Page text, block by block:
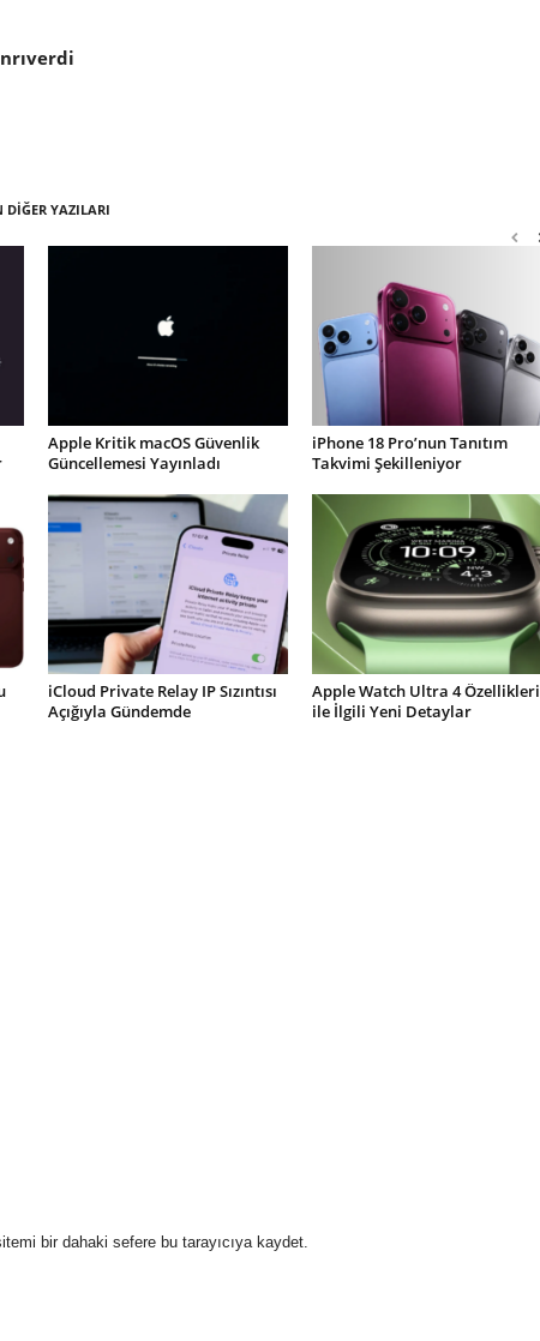
DİĞER YAZILARI
Apple Kritik macOS Güvenlik
Güncellemesi Yayınladı
iPhone 18 Pro’nun Tanıtım
Takvimi Şekilleniyor
iCloud Private Relay IP Sızıntısı
Açığıyla Gündemde
Apple Watch Ultra 4 Özellikleri
ile İlgili Yeni Detaylar
bir dahaki sefere bu tarayıcıya kaydet.